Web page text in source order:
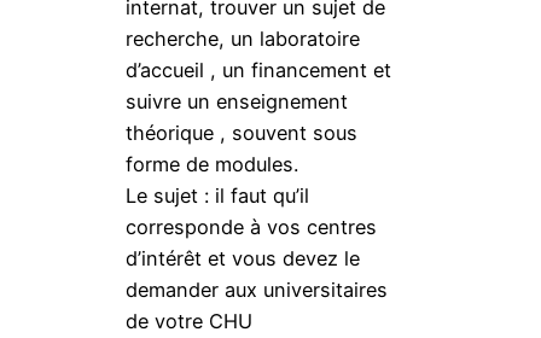
internat, trouver un sujet de
recherche, un laboratoire
d’accueil , un financement et
suivre un enseignement
théorique , souvent sous
forme de modules.
Le sujet : il faut qu’il
corresponde à vos centres
d’intérêt et vous devez le
demander aux universitaires
de votre CHU